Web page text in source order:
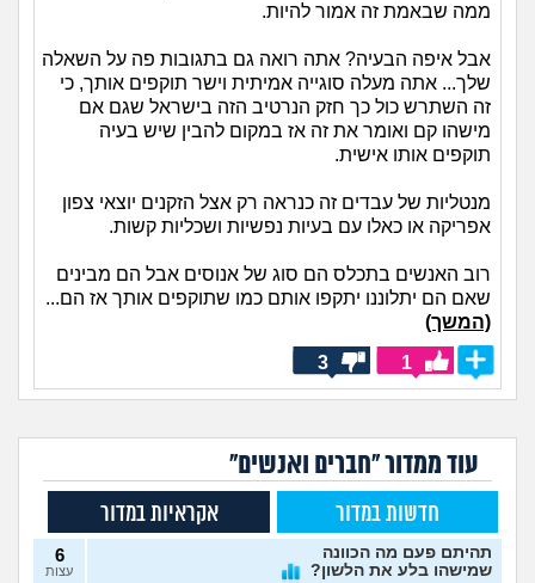
ממה שבאמת זה אמור להיות.
אבל איפה הבעיה? אתה רואה גם בתגובות פה על השאלה
שלך... אתה מעלה סוגייה אמיתית וישר תוקפים אותך, כי
זה השתרש כול כך חזק הנרטיב הזה בישראל שגם אם
מישהו קם ואומר את זה אז במקום להבין שיש בעיה
תוקפים אותו אישית.
מנטליות של עבדים זה כנראה רק אצל הזקנים יוצאי צפון
אפריקה או כאלו עם בעיות נפשיות ושכליות קשות.
רוב האנשים בתכלס הם סוג של אנוסים אבל הם מבינים
שאם הם יתלוננו יתקפו אותם כמו שתוקפים אותך אז הם...
(המשך)
1
3
עוד ממדור "חברים ואנשים"
חדשות במדור אקראיות במדור
תהיתם פעם מה הכוונה
שמישהו בלע את הלשון?
6
עצות